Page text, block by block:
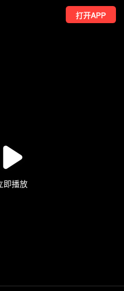
打开APP